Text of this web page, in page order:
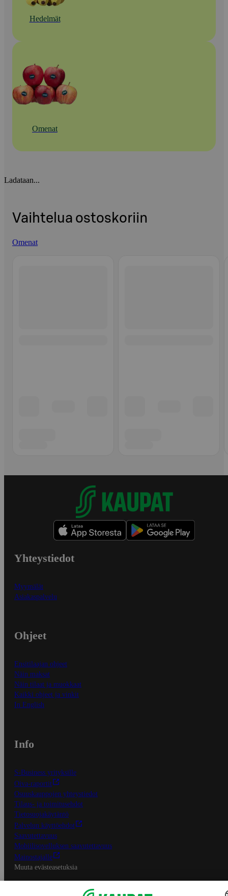
Hedelmät
Omenat
Ladataan...
Vaihtelua ostoskoriin
Omenat
Yhteystiedot
Myymälät
Asiakaspalvelu
Ohjeet
Ensitilaajan ohjeet
Näin maksat
Näin tilaat ja muokkaat
Kaikki ohjeet ja vinkit
In English
Info
S-Business yrityksille
Oiva-raportit
Osuuskauppojen yhteystiedot
Tilaus- ja toimitusehdot
Tietosuojakäytäntö
Palvelun käyttöehdot
Saavutettavuus
Mobiilisovelluksen saavutettavuus
Mainostajalle
Muuta evästeasetuksia